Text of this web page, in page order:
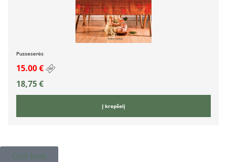
Pusseserės
15.00 €
18,75€
Į krepšelį
Click here